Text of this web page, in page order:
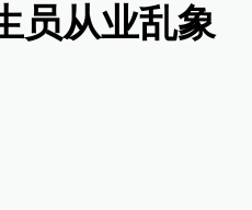
员从业乱象